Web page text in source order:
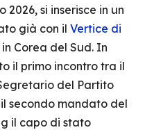
2026, si inserisce in un
già con il Vertice di
Corea del Sud. In
il primo incontro tra il
del Partito
secondo mandato del
il capo di stato